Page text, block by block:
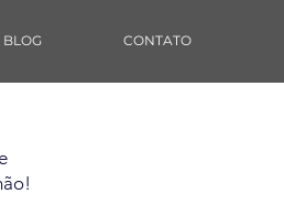
BLOG CONTATO